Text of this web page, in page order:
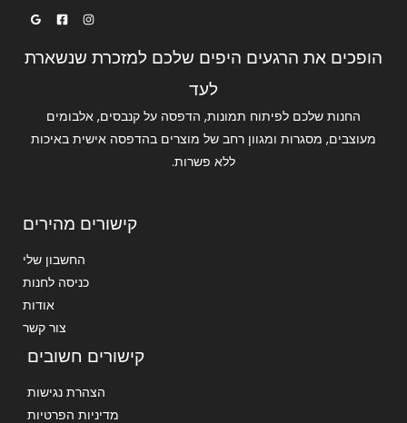
הופכים את הרגעים היפים שלכם למזכרת שנשארת
לעד
החנות שלכם לפיתוח תמונות, הדפסה על קנבסים, אלבומים
מעוצבים, מסגרות ומגוון רחב של מוצרים בהדפסה אישית באיכות
ללא פשרות.
קישורים מהירים
החשבון שלי
כניסה לחנות
אודות
צור קשר
קישורים חשובים
הצהרת נגישות
מדיניות הפרטיות